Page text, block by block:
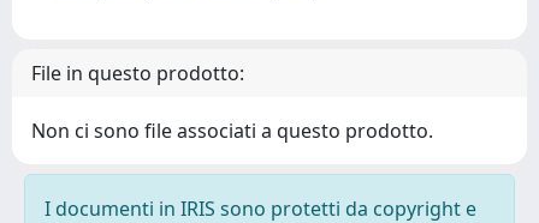
File in questo prodotto:
Non ci sono file associati a questo prodotto.
I documenti in IRIS sono protetti da copyright e